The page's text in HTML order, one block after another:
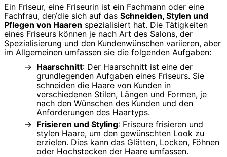
Ein Friseur, eine Friseurin ist ein Fachmann oder eine
Fachfrau, der/die sich auf das Schneiden, Stylen und
Pflegen von Haaren spezialisiert hat. Die Tätigkeiten
eines Friseurs können je nach Art des Salons, der
Spezialisierung und den Kundenwünschen variieren, aber
im Allgemeinen umfassen sie die folgenden Aufgaben:
Haarschnitt: Der Haarschnitt ist eine der
grundlegenden Aufgaben eines Friseurs. Sie
schneiden die Haare von Kunden in
verschiedenen Stilen, Längen und Formen, je
nach den Wünschen des Kunden und den
Anforderungen des Haartyps.
Frisieren und Styling: Friseure frisieren und
stylen Haare, um den gewünschten Look zu
erzielen. Dies kann das Glätten, Locken, Föhnen
oder Hochstecken der Haare umfassen.